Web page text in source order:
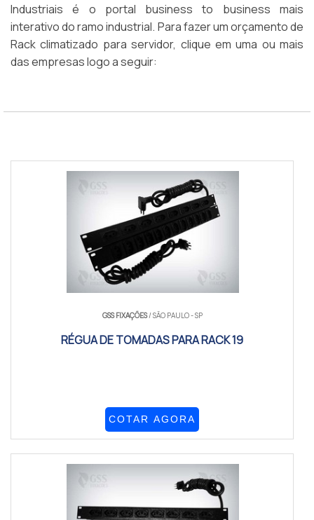
Industriais é o portal business to business mais
interativo do ramo industrial. Para fazer um orçamento de
Rack climatizado para servidor, clique em uma ou mais
das empresas logo a seguir:
GSS FIXAÇÕES/ SÃO PAULO - SP
RÉGUA DE TOMADAS PARA RACK 19
COTAR AGORA